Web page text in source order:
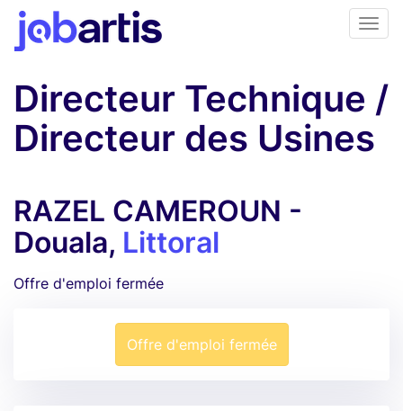
Directeur Technique /
Directeur des Usines
RAZEL CAMEROUN -
Douala, Littoral
Offre d'emploi fermée
Offre d'emploi fermée